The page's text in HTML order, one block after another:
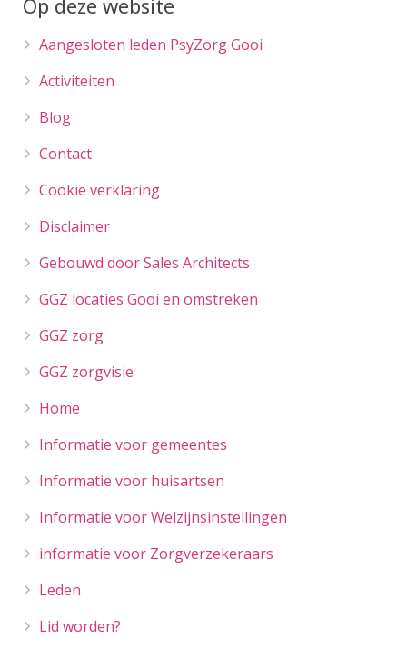
Aangesloten leden PsyZorg Gooi
Activiteiten
Blog
Contact
Cookie verklaring
Disclaimer
Gebouwd door Sales Architects
GGZ locaties Gooi en omstreken
GGZ zorg
GGZ zorgvisie
Home
Informatie voor gemeentes
Informatie voor huisartsen
Informatie voor Welzijnsinstellingen
informatie voor Zorgverzekeraars
Leden
Lid worden?